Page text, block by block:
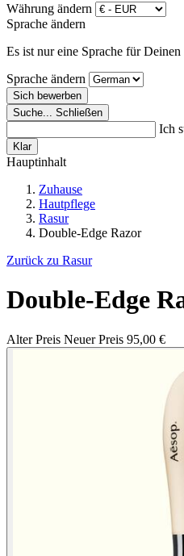
Währung ändern
Sprache ändern
Es ist nur eine Sprache für
Sprache ändern
Sich bewerben
Suche...
Schließen
Ich
Klar
Hauptinhalt
Zuhause
Hautpflege
Rasur
Double-Edge Razor
Zurück zu Rasur
Double-Edge
Alter Preis Neuer Preis 95,00 €